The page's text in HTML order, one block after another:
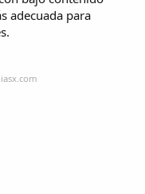
adecuada para